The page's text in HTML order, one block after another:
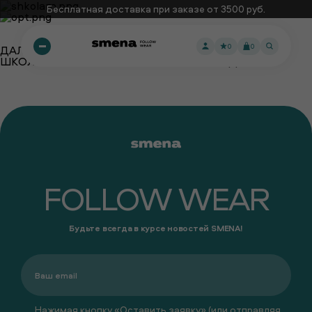
Бесплатная доставка при заказе от 3500 руб.
0
0
ДАЛЕЕ:
ШКОЛАМ И ОБРАЗОВАТЕЛЬНЫМ УЧРЕЖДЕНИЯМ
FOLLOW WEAR
Будьте всегда в курсе новостей SMENA!